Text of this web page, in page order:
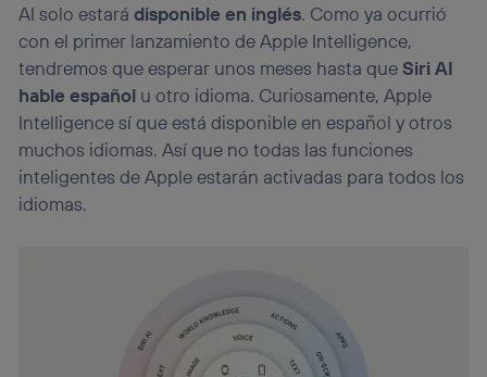
AI solo estarádisponible en inglés. Como ya ocurrió
con el primer lanzamiento de Apple Intelligence,
tendremos que esperar unos meses hasta queSiri AI
hable español u otro idioma. Curiosamente, Apple
Intelligence sí que está disponible en español y otros
muchos idiomas. Así que no todas las funciones
inteligentes de Apple estarán activadas para todos los
idiomas.